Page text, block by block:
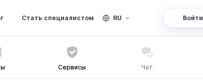
Стать специалистом RU Войти
Сервисы Чат